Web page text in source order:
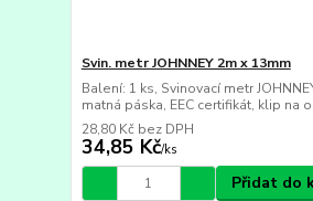
Svin. metr JOHNNEY 2m x 13mm
Balení: 1 ks, Svinovací metr
matná páska, EEC certifikát, klip na
34,85 Kč/ks
28,80 Kč bez DPH
Přidat do